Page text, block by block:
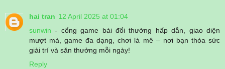
hai tran 12 April 2025 at 01:04
sunwin - cổng game bài đổi thưởng hấp dẫn, giao diện
mượt mà, game đa dạng, chơi là mê – nơi bạn thỏa sức
giải trí và săn thưởng mỗi ngày!
Reply